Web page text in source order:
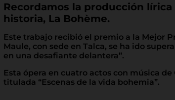
Recordamos la producción lírica
historia, La Bohème.
Este trabajo recibió el premio a la Mejor
Maule, con sede en Talca, se ha ido
en una desafiante delantera”.
Esta ópera en cuatro actos​ con música
titulada “Escenas de la vida bohemia”.